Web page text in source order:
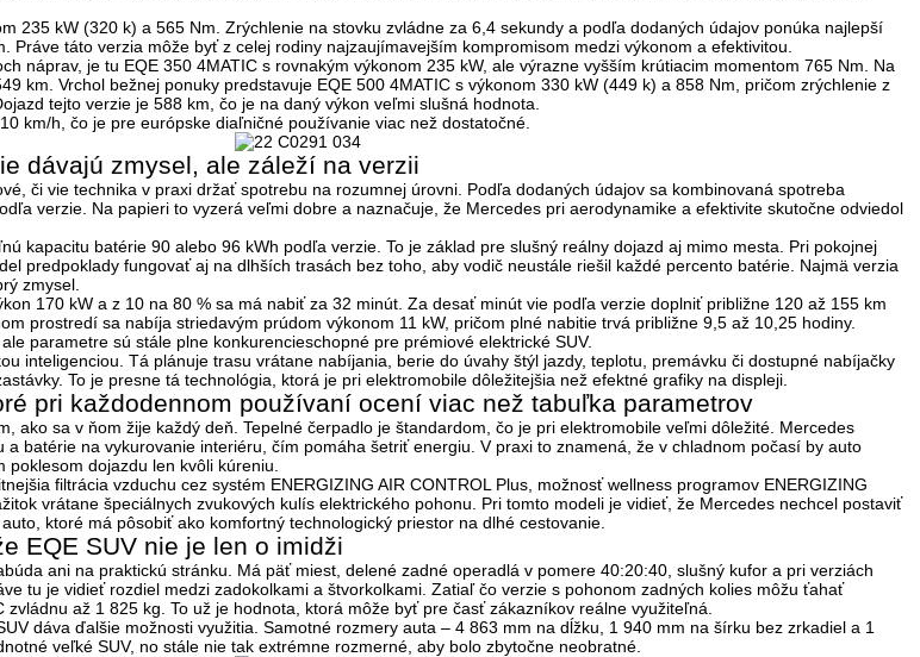
235 kW (320 k) a 565 Nm . Zrýchlenie na stovku zvládne za 6,4 sekundy a podľa dodaných údajov ponúka najlepší
. Práve táto verzia môže byť z celej rodiny najzaujímavejším kompromisom medzi výkonom a efektivitou.
náprav, je tu EQE 350 4MATIC s rovnakým výkonom 235 kW, ale výrazne vyšším krútiacim momentom 765 Nm . Na
km . Vrchol bežnej ponuky predstavuje EQE 500 4MATIC s výkonom 330 kW (449 k) a 858 Nm , pričom zrýchlenie z
tejto verzie je 588 km , čo je na daný výkon veľmi slušná hodnota.
km/h , čo je pre európske diaľničné používanie viac než dostatočné.
dávajú zmysel, ale záleží na verzii
či vie technika v praxi držať spotrebu na rozumnej úrovni. Podľa dodaných údajov sa kombinovaná spotreba
verzie. Na papieri to vyzerá veľmi dobre a naznačuje, že Mercedes pri aerodynamike a efektivite skutočne odviedol
kapacitu batérie 90 alebo 96 kWh podľa verzie. To je základ pre slušný reálny dojazd aj mimo mesta. Pri pokojnej
predpoklady fungovať aj na dlhších trasách bez toho, aby vodič neustále riešil každé percento batérie. Najmä verzia
zmysel.
170 kW a z 10 na 80 % sa má nabiť za 32 minút . Za desať minút vie podľa verzie doplniť približne 120 až 155 km
prostredí sa nabíja striedavým prúdom výkonom 11 kW, pričom plné nabitie trvá približne 9,5 až 10,25 hodiny.
parametre sú stále plne konkurencieschopné pre prémiové elektrické SUV.
inteligenciou. Tá plánuje trasu vrátane nabíjania, berie do úvahy štýl jazdy, teplotu, premávku či dostupné nabíjačky
To je presne tá technológia, ktorá je pri elektromobile dôležitejšia než efektné grafiky na displeji.
pri každodennom používaní ocení viac než tabuľka parametrov
ako sa v ňom žije každý deň. Tepelné čerpadlo je štandardom , čo je pri elektromobile veľmi dôležité. Mercedes
a batérie na vykurovanie interiéru, čím pomáha šetriť energiu. V praxi to znamená, že v chladnom počasí by auto
dojazdu len kvôli kúreniu.
filtrácia vzduchu cez systém ENERGIZING AIR CONTROL Plus, možnosť wellness programov ENERGIZING
vrátane špeciálnych zvukových kulís elektrického pohonu. Pri tomto modeli je vidieť, že Mercedes nechcel postaviť
ktoré má pôsobiť ako komfortný technologický priestor na dlhé cestovanie
EQE SUV nie je len o imidži
ani na praktickú stránku. Má päť miest , delené zadné operadlá v pomere 40:20:40 , slušný kufor a pri verziách
tu je vidieť rozdiel medzi zadokolkami a štvorkolkami. Zatiaľ čo verzie s pohonom zadných kolies môžu ťahať
zvládnu až 1 825 kg . To už je hodnota, ktorá môže byť pre časť zákazníkov reálne využiteľná.
dáva ďalšie možnosti využitia. Samotné rozmery auta – 4 863 mm na dĺžku, 1 940 mm na šírku bez zrkadiel a 1
veľké SUV, no stále nie tak extrémne rozmerné, aby bolo zbytočne neobratné.